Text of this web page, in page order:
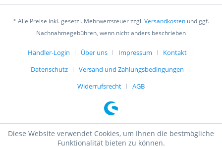
verstanden und stimme zu. *
Mit * gekennzeichnete Felder sind Pflichtfelder.
* Alle Preise inkl. gesetzl. Mehrwertsteuer zzgl.Versandkosten und ggf.
Nachnahmegebühren, wenn nicht anders beschrieben
Händler-Login Über uns Impressum
Kontakt
Datenschutz
Versand und Zahlungsbedingungen
Widerrufsrecht
AGB
Diese Website verwendet Cookies, um Ihnen die bestmögliche
Funktionalität bieten zu können.